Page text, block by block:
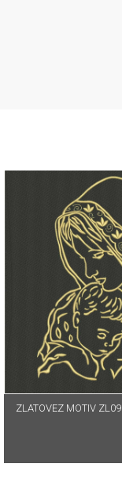
ZLATOVEZ MOTIV ZL09
PROČITAJ VIŠE